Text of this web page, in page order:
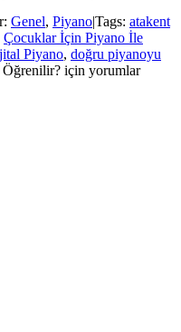
Genel, Piyano|Tags: atakent
Çocuklar İçin Piyano İle
Piyano, doğru piyanoyu
Öğrenilir? için yorumlar